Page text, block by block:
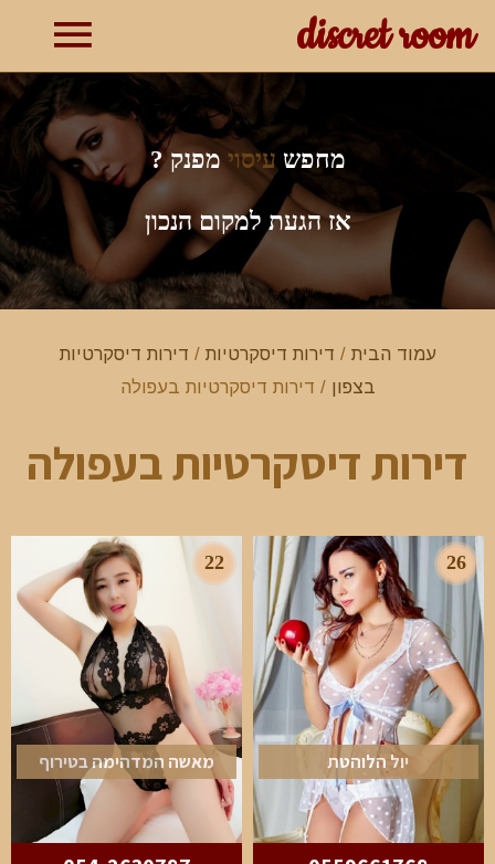
discret room
מחפש עיסוי מפנק ?
אז הגעת למקום הנכון
עמוד הבית / דירות דיסקרטיות / דירות דיסקרטיות
בצפון / דירות דיסקרטיות בעפולה
דירות דיסקרטיות בעפולה
26
יול הלוהטת
22
מאשה המדהימה בטירוף